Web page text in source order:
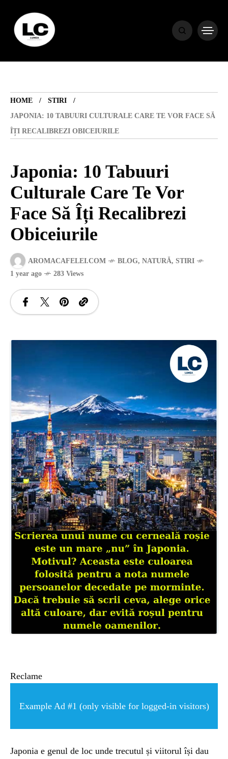
HOME
STIRI
JAPONIA: 10 TABUURI CULTURALE CARE TE VOR FACE SĂ
ÎȚI RECALIBREZI OBICEIURILE
Japonia: 10 Tabuuri
Culturale Care Te Vor
Face Să Îți Recalibrezi
Obiceiurile
AROMACAFELEI.COM BLOG, NATURĂ, STIRI
1 year ago
283 Views
Reclame
Example Ad #1 (only visible for logged-in visitors)
Japonia e genul de loc unde trecutul și viitorul își dau
HOME
BLOG
HOROSCOP
ENGLISH
CONTENT
TRAVEL
SANATATE
INGRIJIRE
ISTORIE
NATURĂ
STIRI
ȘTIINȚA
ANIMALE
OAMENI
INSTALEAZ
A
APLICATIA
POPULAR
ȘTIINȚA 1 year ago
Pământului: Mit sau Realitate?